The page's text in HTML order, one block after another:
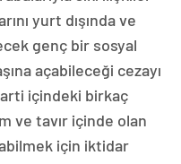
yurt dışında ve
genç bir sosyal
açabileceği cezayı
içindeki birkaç
ve tavır içinde olan
için iktidar